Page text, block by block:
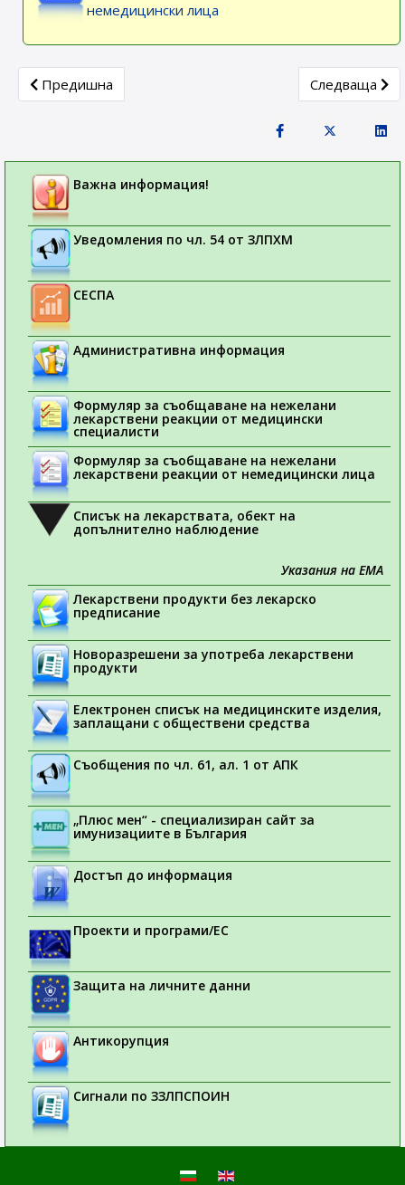
немедицински лица
Previous article: Седмица на лекарствената безопасност
Предишна Next article:
Следваща
Важна информация!
Уведомления по чл. 54 от ЗЛПХМ
СЕСПА
Административна информация
Формуляр за съобщаване на нежелани
лекарствени реакции от медицински
специалисти
Формуляр за съобщаване на нежелани
лекарствени реакции от немедицински лица
Списък на лекарствата, обект на
допълнително наблюдение
Указания на ЕМА
Лекарствени продукти без лекарско
предписание
Новоразрешени за употреба лекарствени
продукти
Електронен списък на медицинските изделия,
заплащани с обществени средства
Съобщения по чл. 61, ал. 1 от АПК
„Плюс мен“ - специализиран сайт за
имунизациите в България
Достъп до информация
Проекти и програми/ЕС
Защита на личните данни
Антикорупция
Сигнали по ЗЗЛПСПОИН